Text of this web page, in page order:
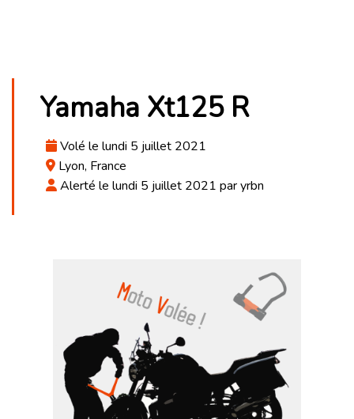
Yamaha Xt125 R
Volé le lundi 5 juillet 2021
Lyon, France
Alerté le lundi 5 juillet 2021 par yrbn